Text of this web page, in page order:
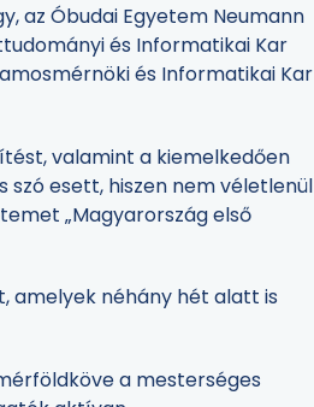
az Óbudai Egyetem Neumann
és Informatikai Kar
és Informatikai Kar
valamint a kiemelkedően
esett, hiszen nem véletlenül
„Magyarország első
amelyek néhány hét alatt is
a mesterséges